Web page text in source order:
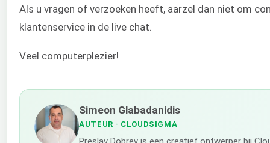
Als u vragen of verzoeken heeft, aarzel dan niet om
klantenservice in de live chat.
Veel computerplezier!
Simeon Glabadanidis
AUTEUR · CLOUDSIGMA